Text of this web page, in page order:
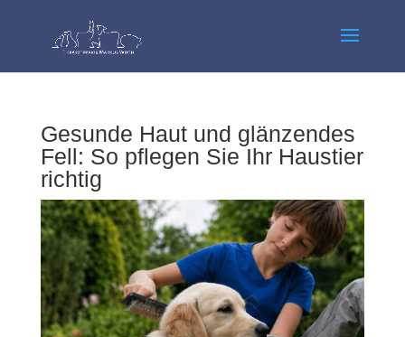
Gesunde Haut und glänzendes
Fell: So pflegen Sie Ihr Haustier
richtig